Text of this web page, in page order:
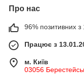
Про нас
96% позитивних з
Працює з
м. Київ
03056